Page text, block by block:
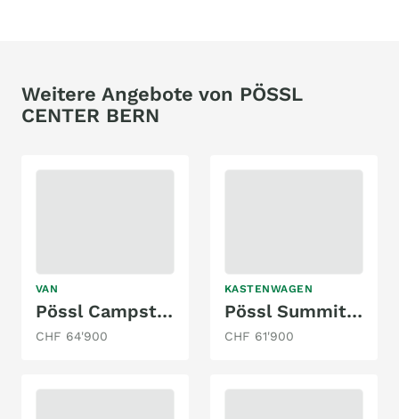
Weitere Angebote von PÖSSL
CENTER BERN
VAN
Pössl Campster 180 PS EAT8
CHF 64'900
KASTENWAGEN
Pössl Summit 600 Plus
CHF 61'900